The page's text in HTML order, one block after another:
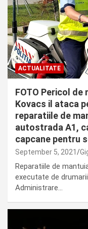
ACTUALITATE
FOTO Pericol
Kovacs il ataca
reparatiile de
autostrada A1,
capcane pentru
September 5, 2021
Reparatiile de
executate de
Administrare…